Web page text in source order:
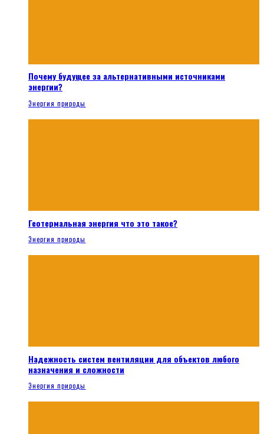
Почему будущее за альтернативными источниками
энергии?
Энергия природы
Геотермальная энергия что это такое?
Энергия природы
Надежность систем вентиляции для объектов любого
назначения и сложности
Энергия природы